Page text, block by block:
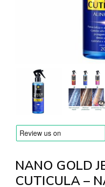
Consegna e Pagamento
Domande frequenti
Contatti
Recensioni
NANO GOLD
CUTICULA –